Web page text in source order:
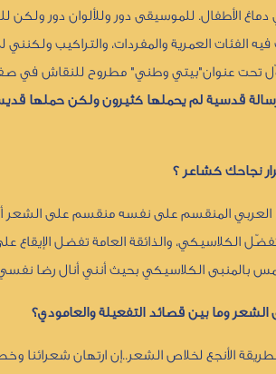
الأطفال. للموسيقى دور وللألوان دور ولكن
الفئات العمرية والمفردات، والتراكيب
تحت عنوان"بيتي وطني" مطروح للنقاش
رسالة قدسية لم يحملها كثيرون ولكن حملها
نجاحك كشاعر ؟
العربي المنقسم على نفسه منقسم على الشعر
الكلاسيكي، والذائقة العامة تفضل الإيقاع
الكلاسيكي بحيث أنني أنال رضا نفسي
الشعر وما بين قصائد التفعيلة والعامودي؟
الأنجع لخلاص الشعر..إن ارتهان شعرائنا